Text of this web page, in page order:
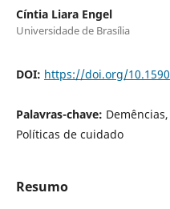
Cíntia Liara Engel
Universidade de Brasília
DOI: https://doi.org/
Palavras-chave:
Políticas de cuidado
Resumo